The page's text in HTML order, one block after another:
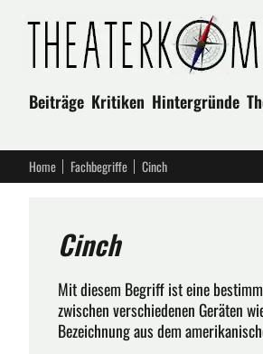
Beiträge Kritiken Hintergründe
Home Fachbegriffe Cinch
Cinch
Mit diesem Begriff ist eine
zwischen verschiedenen Geräten
Bezeichnung aus dem